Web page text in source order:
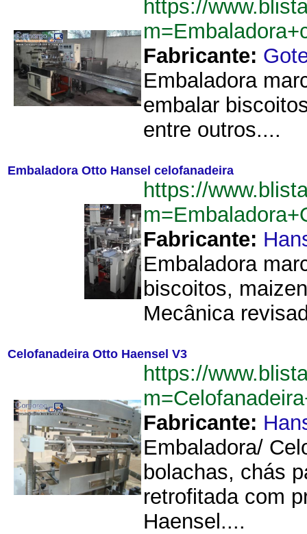
https://
Fabricante:
Embaladora
embalar
entre outros....
Embaladora Otto Hansel celofanadeira
https://
Fabricante:
Embaladora
biscoitos,
Mecânica
Celofanadeira Otto Haensel V3
https://
Fabricante:
Embaladora/
bolachas, chás
retrofitada com
Haensel....